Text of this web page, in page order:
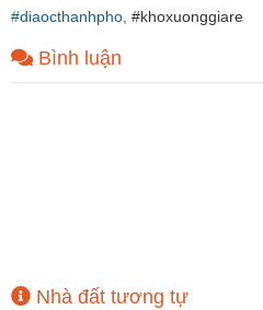
#diaocthanhpho, #khoxuonggiare
Bình luận
Nhà đất tương tự